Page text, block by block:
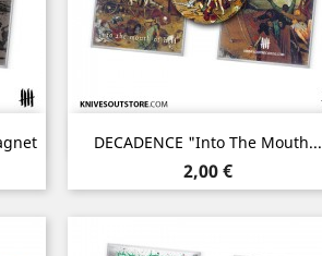
DECADENCE "Into The Mouth...
Prix
2,00 €
Aperçu rapide